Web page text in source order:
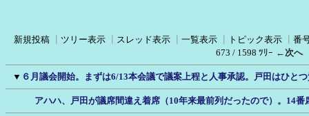
新規投稿 ツリー表示 スレッド表示 一覧表示 トピック表示
番
673 / 1598 ﾂﾘｰ ←次へ
▼ ６月議会開始。まずは6/13本会議で議案上程と人事承認。戸田はひと
アハハ、戸田が議席間違え着席（10年来最前列だったので）。14番